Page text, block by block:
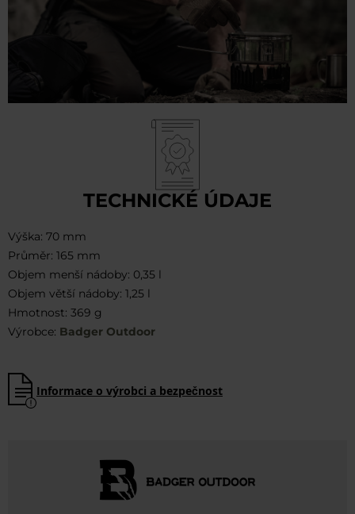
TECHNICKÉ ÚDAJE
Výška: 70 mm
Průměr: 165 mm
Objem menší nádoby: 0,35 l
Objem větší nádoby: 1,25 l
Hmotnost: 369 g
Výrobce: Badger Outdoor
Informace o výrobci a bezpečnost